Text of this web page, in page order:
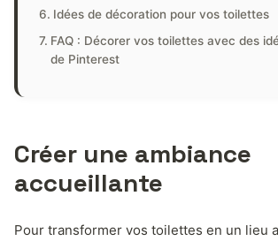
Idées de décoration pour vos toilettes
FAQ : Décorer vos toilettes avec des
de Pinterest
Créer une ambiance
accueillante
Pour transformer vos toilettes en un lieu